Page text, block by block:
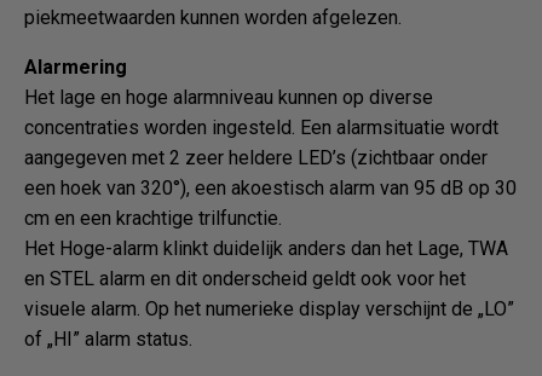
piekmeetwaarden kunnen worden afgelezen.
Alarmering
Het lage en hoge alarmniveau kunnen op diverse
concentraties worden ingesteld. Een alarmsituatie wordt
aangegeven met 2 zeer heldere LED’s (zichtbaar onder
een hoek van 320°), een akoestisch alarm van 95 dB op 30
cm en een krachtige trilfunctie.
Het Hoge-alarm klinkt duidelijk anders dan het Lage, TWA
en STEL alarm en dit onderscheid geldt ook voor het
visuele alarm. Op het numerieke display verschijnt de „LO”
of „HI” alarm status.